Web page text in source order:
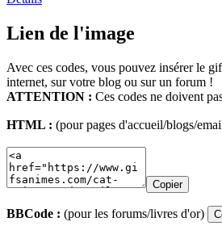
Lien de l'image
Avec ces codes, vous pouvez insérer le
internet, sur votre blog ou sur un forum !
ATTENTION : Ces codes ne doivent
HTML : (pour pages d'accueil/blogs/
Copier
BBCode : (pour les forums/livres d'or)